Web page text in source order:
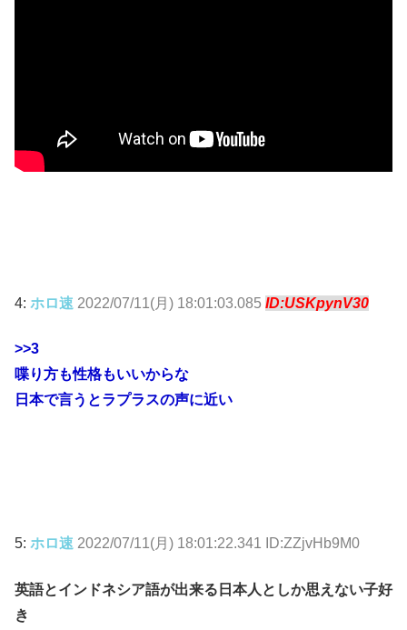
4: ホロ速 2022/07/11(月) 18:01:03.085 ID:USKpynV30
>>3
喋り方も性格もいいからな
日本で言うとラプラスの声に近い
5: ホロ速 2022/07/11(月) 18:01:22.341 ID:ZZjvHb9M0
英語とインドネシア語が出来る日本人としか思えない子好
き